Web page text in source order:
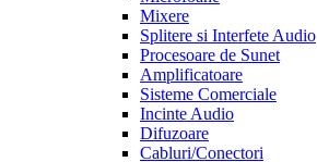
Mixere
Splitere si Interfete Audio
Procesoare de Sunet
Amplificatoare
Sisteme Comerciale
Incinte Audio
Difuzoare
Cabluri/Conectori